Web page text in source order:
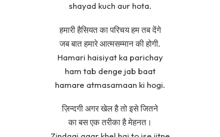
shayad kuch aur hota.
हमारी हैसियत का परिचय हम तब देंगे
जब बात हमारे आत्मसम्मान की होगी.
Hamari haisiyat ka parichay
ham tab denge jab baat
hamare atmasamaan ki hogi.
ज़िन्दगी अगर खेल है तो इसे जितने
का बस एक तरीका है मेहनत।